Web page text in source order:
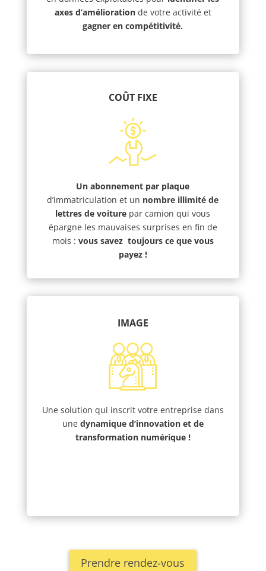
axes d’améliorationde votre activité et
gagner en compétitivité.
COÛT FIXE
Un abonnement par plaque
d’immatriculation et un nombre illimité de
lettres de voiture par camion qui vous
épargne les mauvaises surprises en fin de
mois : vous savez toujours ce que vous
payez !
IMAGE
Une solution qui inscrit votre entreprise dans
une dynamique d’innovation et de
transformation numérique !
Prendre rendez-vous